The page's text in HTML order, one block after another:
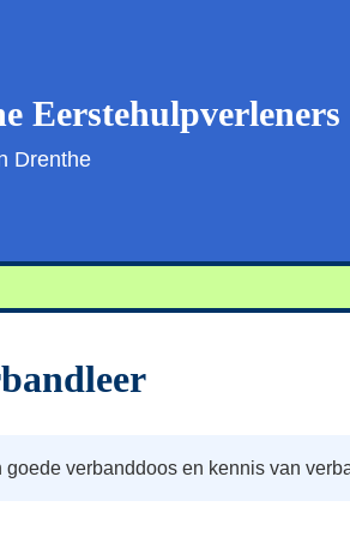
Eerstehulpverleners
Drenthe
goede verbanddoos en kennis van